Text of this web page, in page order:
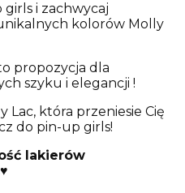
girls i zachwycaj
kolorów Molly
propozycja dla
szyku i elegancji !
Lac, która przeniesie Cię
do pin-up girls!
lakierów